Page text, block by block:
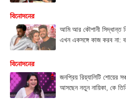
বিনোদনের
আমি আর কৌশানী সিদ্ধান্ত
এখন একসঙ্গে কাজ করব না:
বিনোদনের
জনপ্রিয় রিয়্যালিটি শোয়ের
আসছেন নতুন নায়িকা, কে